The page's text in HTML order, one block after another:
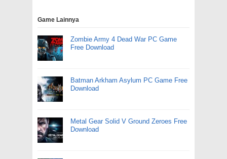
Game Lainnya
Zombie Army 4 Dead War PC Game
Free Download
Batman Arkham Asylum PC Game Free
Download
Metal Gear Solid V Ground Zeroes Free
Download